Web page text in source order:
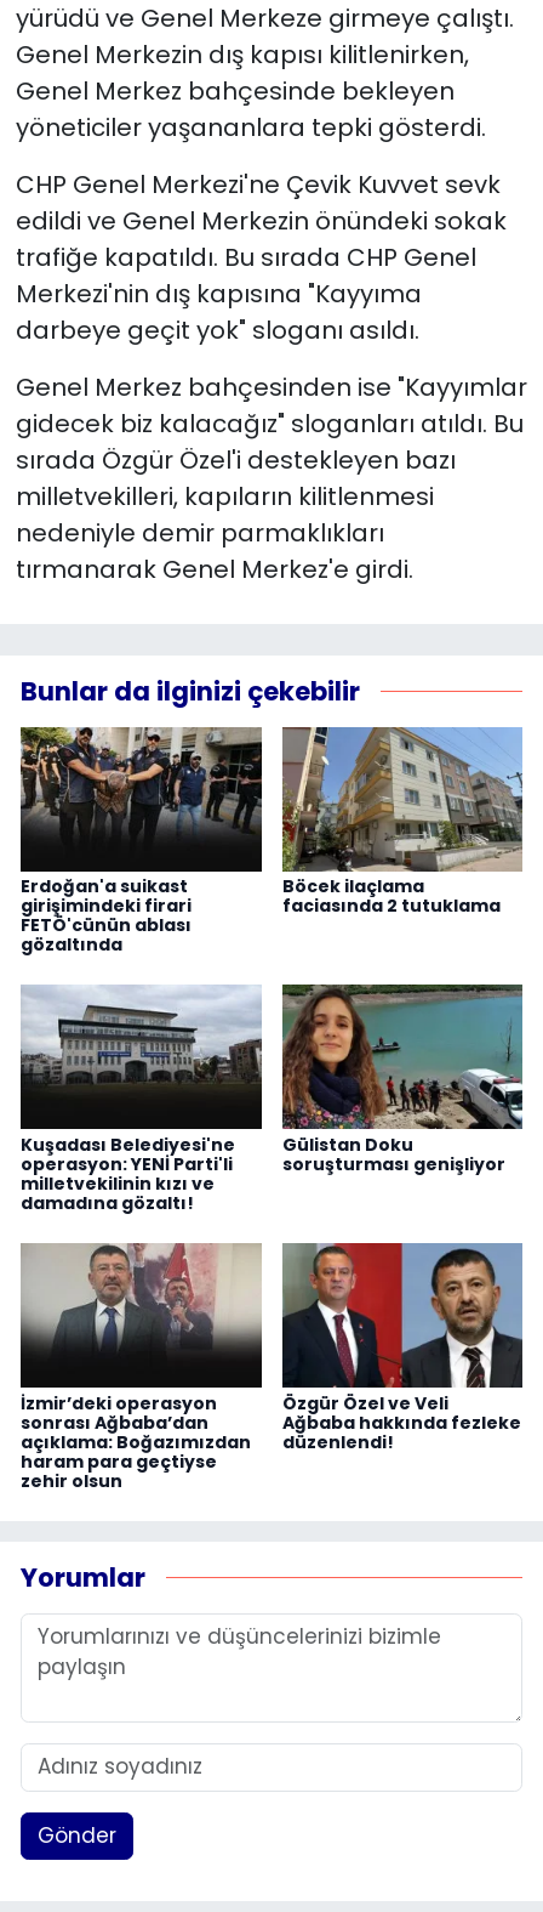
yürüdü ve Genel Merkeze girmeye çalıştı.
Genel Merkezin dış kapısı kilitlenirken,
Genel Merkez bahçesinde bekleyen
yöneticiler yaşananlara tepki gösterdi.
CHP Genel Merkezi'ne Çevik Kuvvet sevk
edildi ve Genel Merkezin önündeki sokak
trafiğe kapatıldı. Bu sırada CHP Genel
Merkezi'nin dış kapısına "Kayyıma
darbeye geçit yok" sloganı asıldı.
Genel Merkez bahçesinden ise "Kayyımlar
gidecek biz kalacağız" sloganları atıldı. Bu
sırada Özgür Özel'i destekleyen bazı
milletvekilleri, kapıların kilitlenmesi
nedeniyle demir parmaklıkları
tırmanarak Genel Merkez'e girdi.
Bunlar da ilginizi çekebilir
Erdoğan'a suikast
girişimindeki firari
FETÖ'cünün ablası
gözaltında
Böcek ilaçlama
faciasında 2 tutuklama
Kuşadası Belediyesi'ne
operasyon: YENİ Parti'li
milletvekilinin kızı ve
damadına gözaltı!
Gülistan Doku
soruşturması genişliyor
İzmir’deki operasyon
sonrası Ağbaba’dan
açıklama: Boğazımızdan
haram para geçtiyse
zehir olsun
Özgür Özel ve Veli
Ağbaba hakkında fezleke
düzenlendi!
Yorumlar
Gönder